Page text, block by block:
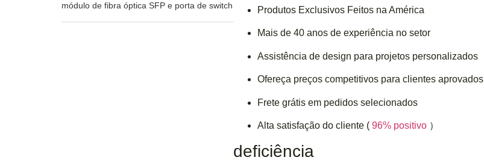
módulo de fibra óptica SFP e porta de switch
Produtos Exclusivos Feitos na América
Mais de 40 anos de experiência no setor
Assistência de design para projetos personalizados
Ofereça preços competitivos para clientes aprovados
Frete grátis em pedidos selecionados
Alta satisfação do cliente ( 96% positivo ）
deficiência